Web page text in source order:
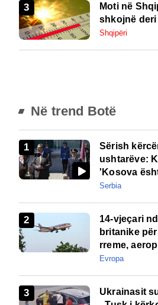
Moti në
shkojnë
Shqipëri
Në trend Botë
Sërish
ushtarëve:
'Kosova
Serbia
14-vjeçari
britanike
rreme,
ngritën në
Mançesterit
Evropa
Ukrainasit